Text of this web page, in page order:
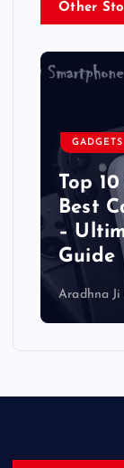
Other
GADGETS
Top
Best
–
Guide
Aradhna Ji